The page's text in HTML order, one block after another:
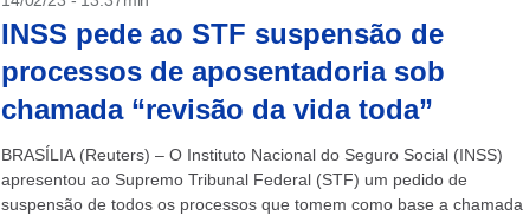
INSS pede ao STF suspensão de
processos de aposentadoria sob
chamada “revisão da vida toda”
BRASÍLIA (Reuters) – O Instituto Nacional do Seguro Social (INSS)
apresentou ao Supremo Tribunal Federal (STF) um pedido de
suspensão de todos os processos que tomem como base a chamada